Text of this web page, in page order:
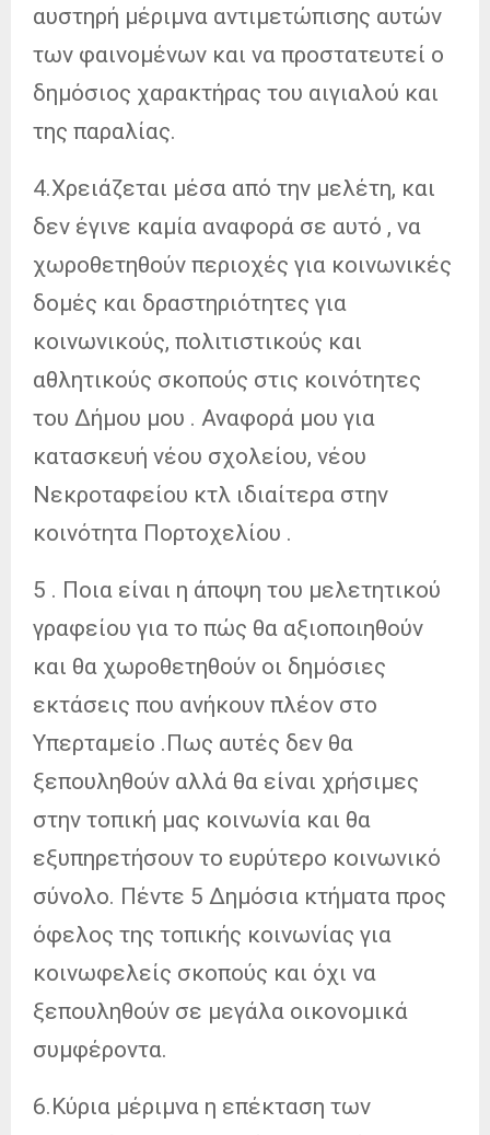
αυστηρή μέριμνα αντιμετώπισης αυτών
των φαινομένων και να προστατευτεί ο
δημόσιος χαρακτήρας του αιγιαλού και
της παραλίας.
4.Χρειάζεται μέσα από την μελέτη, και
δεν έγινε καμία αναφορά σε αυτό , να
χωροθετηθούν περιοχές για κοινωνικές
δομές και δραστηριότητες για
κοινωνικούς, πολιτιστικούς και
αθλητικούς σκοπούς στις κοινότητες
του Δήμου μου . Αναφορά μου για
κατασκευή νέου σχολείου, νέου
Νεκροταφείου κτλ ιδιαίτερα στην
κοινότητα Πορτοχελίου .
5 . Ποια είναι η άποψη του μελετητικού
γραφείου για το πώς θα αξιοποιηθούν
και θα χωροθετηθούν οι δημόσιες
εκτάσεις που ανήκουν πλέον στο
Υπερταμείο .Πως αυτές δεν θα
ξεπουληθούν αλλά θα είναι χρήσιμες
στην τοπική μας κοινωνία και θα
εξυπηρετήσουν το ευρύτερο κοινωνικό
σύνολο. Πέντε 5 Δημόσια κτήματα προς
όφελος της τοπικής κοινωνίας για
κοινωφελείς σκοπούς και όχι να
ξεπουληθούν σε μεγάλα οικονομικά
συμφέροντα.
6.Κύρια μέριμνα η επέκταση των